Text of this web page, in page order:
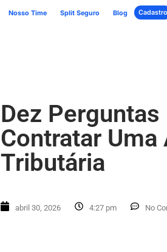
Nosso Time Split Seguro Blog Cadastro
Dez
Contratar
Tributária
abril 30, 2026 4:27 pm No